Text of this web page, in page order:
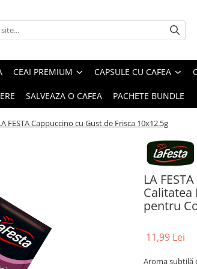
CEAI PREMIUM CAPSULE CU CAFEA
SALVEAZA O CAFEA PACHETE BUNDLE
FESTA Cappuccino cu Gust de Frisca 10x12.5g
LA
Calitatea
pentru
11,99 Lei
Aroma subtilă